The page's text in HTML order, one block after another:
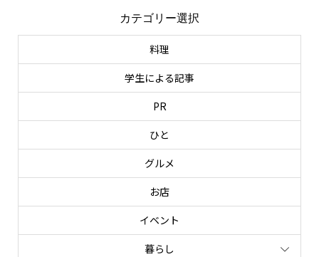
カテゴリー選択
料理
学生による記事
PR
ひと
グルメ
お店
イベント
暮らし